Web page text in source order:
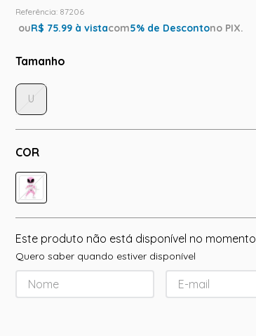
Referência: 87206
ouR$ 75.99 à vistacom5% de Descontono PIX.
Tamanho
COR
U
Este produto não está disponível no momento
Quero saber quando estiver disponível